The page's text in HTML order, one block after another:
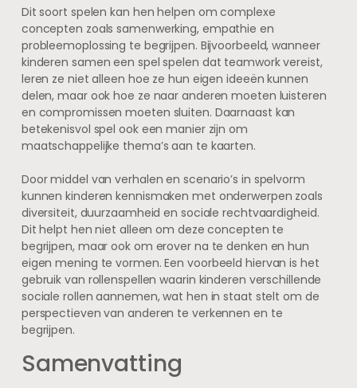
Dit soort spelen kan hen helpen om complexe
concepten zoals samenwerking, empathie en
probleemoplossing te begrijpen. Bijvoorbeeld, wanneer
kinderen samen een spel spelen dat teamwork vereist,
leren ze niet alleen hoe ze hun eigen ideeën kunnen
delen, maar ook hoe ze naar anderen moeten luisteren
en compromissen moeten sluiten. Daarnaast kan
betekenisvol spel ook een manier zijn om
maatschappelijke thema’s aan te kaarten.
Door middel van verhalen en scenario’s in spelvorm
kunnen kinderen kennismaken met onderwerpen zoals
diversiteit, duurzaamheid en sociale rechtvaardigheid.
Dit helpt hen niet alleen om deze concepten te
begrijpen, maar ook om erover na te denken en hun
eigen mening te vormen. Een voorbeeld hiervan is het
gebruik van rollenspellen waarin kinderen verschillende
sociale rollen aannemen, wat hen in staat stelt om de
perspectieven van anderen te verkennen en te
begrijpen.
Samenvatting